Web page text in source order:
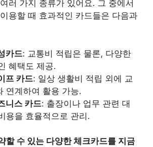
러 가지 종류가 있어요. 그 중에서
용할 때 효과적인 카드들은 다음과
카드: 교통비 적립은 물론, 다양한
혜택도 제공.
프 카드: 일상 생활비 적립 외에 교
연계하여 활용 가능.
니스 카드: 출장이나 업무 관련 대
용을 효율적으로 관리.
할 수 있는 다양한 체크카드를 지금